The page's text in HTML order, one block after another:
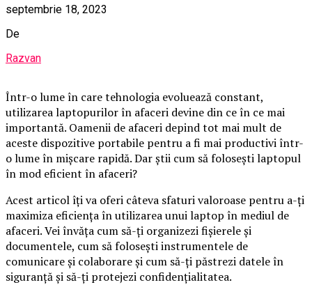
septembrie 18, 2023
De
Razvan
‍Într-o lume în care tehnologia evoluează constant,
utilizarea laptopurilor în afaceri devine din ce în ce mai
importantă. Oamenii de afaceri depind tot mai mult de
aceste dispozitive portabile pentru a fi mai productivi într-
o lume în mișcare rapidă. Dar știi cum să folosești laptopul
în mod eficient în afaceri?
Acest articol îți va oferi câteva sfaturi valoroase pentru a-ți
maximiza eficiența în utilizarea unui laptop în mediul de
afaceri. Vei învăța cum să-ți organizezi fișierele și
documentele, cum să folosești instrumentele de
comunicare și colaborare și cum să-ți păstrezi datele în
siguranță și să-ți protejezi confidențialitatea.